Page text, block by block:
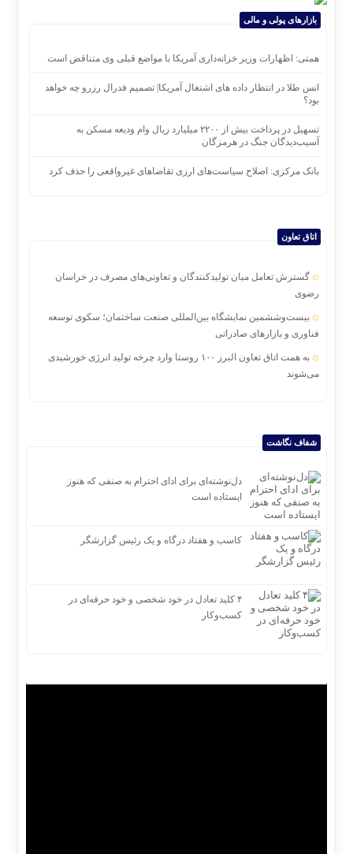
بازارهای پولی و مالی
همتی: اظهارات وزیر خزانه‌داری آمریکا با مواضع قبلی وی متناقض است
انس طلا در انتظار داده های اشتغال آمریکا| تصمیم فدرال رزرو چه خواهد
بود؟
تسهیل در پرداخت بیش از ۲۲۰۰ میلیارد ریال وام ودیعه مسکن به
آسیب‌دیدگان جنگ در هرمزگان
بانک مرکزی: اصلاح سیاست‌های ارزی تقاضاهای غیرواقعی را حذف کرد
اتاق تعاون
گسترش تعامل میان تولیدکنندگان و تعاونی‌های مصرف در خراسان
رضوی
بیست‌وششمین نمایشگاه بین‌المللی صنعت ساختمان؛ سکوی توسعه
فناوری و بازارهای صادراتی
به همت اتاق تعاون البرز ۱۰۰ روستا وارد چرخه تولید انرژی خورشیدی
می‌شوند
شفاف نگاشت
دل‌نوشته‌ای برای ادای احترام به صنفی که هنوز
ایستاده است
کاسب و هفتاد درگاه و یک رئیس گزارشگر
۴ کلید تعادل در خود شخصی و خود حرفه‌ای در
کسب‌وکار